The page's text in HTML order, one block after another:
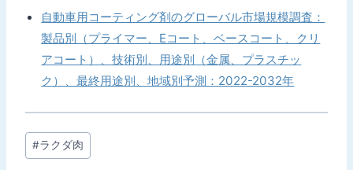
自動車用コーティング剤のグローバル市場規模調査：
製品別（プライマー、Eコート、ベースコート、クリ
アコート）、技術別、用途別（金属、プラスチッ
ク）、最終用途別、地域別予測：2022-2032年
投
稿
#ラクダ肉